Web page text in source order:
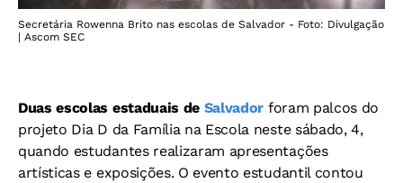
Secretária Rowenna Brito nas escolas de Salvador - Foto: Divulgação
| Ascom SEC
Duas escolas estaduais de Salvador foram palcos do
projeto Dia D da Família na Escola neste sábado, 4,
quando estudantes realizaram apresentações
artísticas e exposições. O evento estudantil contou